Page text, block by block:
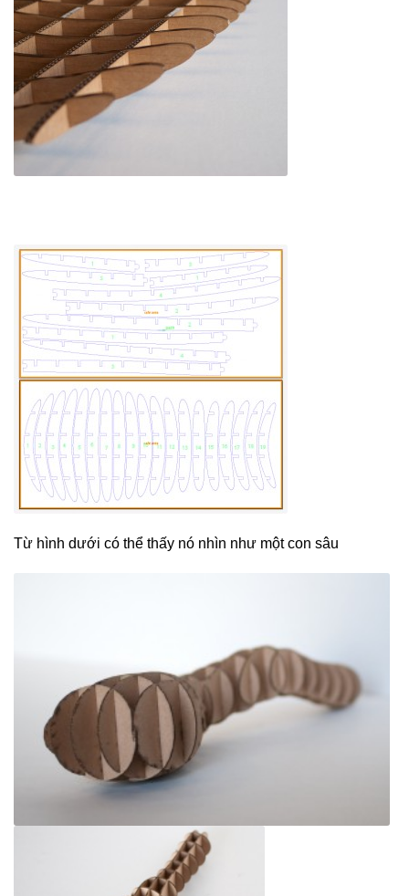
Từ hình dưới có thể thấy nó nhìn như một con sâu